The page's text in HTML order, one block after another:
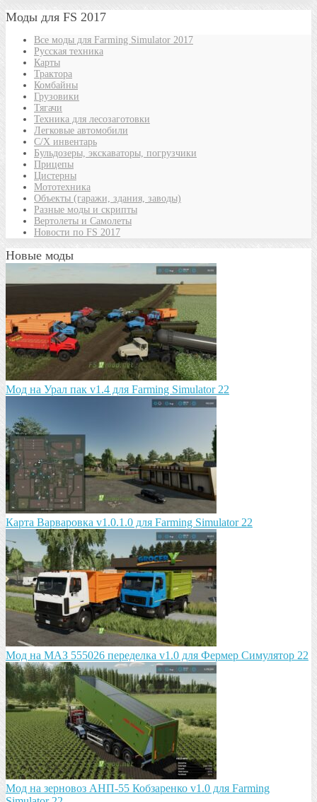
Моды для FS 2017
Все моды для Farming Simulator 2017
Русская техника
Карты
Трактора
Комбайны
Грузовики
Тягачи
Техника для лесозаготовки
Легковые автомобили
С/Х инвентарь
Бульдозеры, экскаваторы, погрузчики
Прицепы
Цистерны
Мототехника
Объекты (гаражи, здания, заводы)
Разные моды и скрипты
Вертолеты и Самолеты
Новости по FS 2017
Новые моды
Мод на Урал пак v1.4 для Farming Simulator 22
Карта Варваровка v1.0.1.0 для Farming Simulator 22
Мод на МАЗ 555026 пeрeдeлка v1.0 для Фермер Симулятор 22
Мод на зeрновоз АНП-55 Кобзарeнко v1.0 для Farming